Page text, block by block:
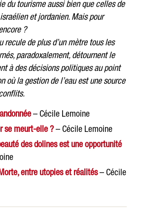
du tourisme aussi bien que celles de
et jordanien. Mais pour
?
recule de plus d’un mètre tous les
paradoxalement, détournent le
à des décisions politiques au point
où la gestion de l’eau est une source
– Cécile Lemoine
se meurt-elle ? – Cécile Lemoine
des dolines est une opportunité
entre utopies et réalités– Cécile